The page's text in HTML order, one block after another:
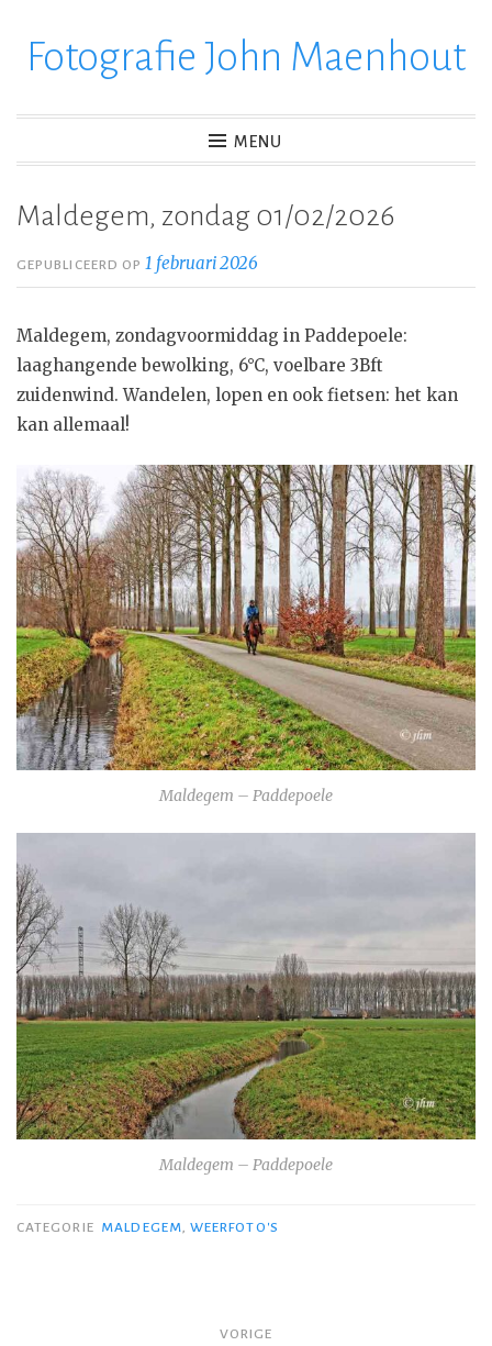
verderFotografie John Maenhout
MENU
Maldegem, zondag 01/02/2026
GEPUBLICEERD OP1 februari 2026
Maldegem, zondagvoormiddag in Paddepoele:
laaghangende bewolking, 6°C, voelbare 3Bft
zuidenwind. Wandelen, lopen en ook fietsen: het kan
kan allemaal!
Maldegem – Paddepoele
Maldegem – Paddepoele
CATEGORIE MALDEGEM, WEERFOTO'S
VORIGE